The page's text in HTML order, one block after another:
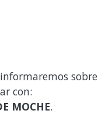
sobre
con:
MOCHE.